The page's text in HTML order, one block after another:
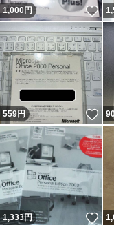
1,000 円 い
559円
1,333円 い